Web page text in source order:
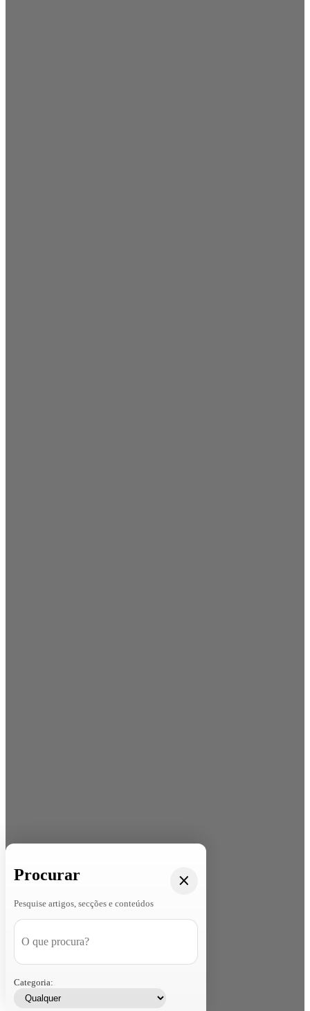
Procurar
Pesquise artigos, secções e conteúdos
Categoria: